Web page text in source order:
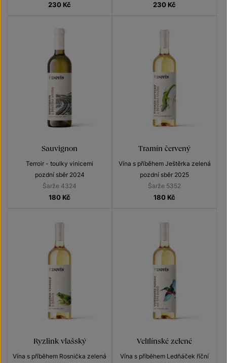
230 Kč 230 Kč
Sauvignon
Terroir - toulky vinicemi
pozdní sběr 2024
Šarže 4324
180 Kč
Tramín červený
Vína s příběhem Ještěrka zelená
pozdní sběr 2025
Šarže 5352
180 Kč
Ryzlink vlašský
Vína s příběhem Rosnička zelená
Veltlínské zelené
Vína s příběhem Ledňáček říční